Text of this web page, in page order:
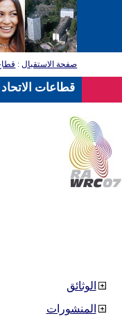
صفحة الاستقبال:
الوثائق
المنشورات
قطاعات